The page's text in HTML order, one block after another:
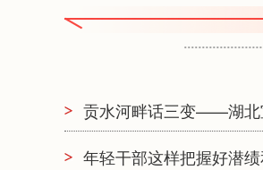
贡水河畔话三变——湖北
年轻干部这样把握好潜